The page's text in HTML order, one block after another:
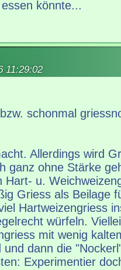
könnte...
11:29:02
schonmal
Allerdings wird
ganz ohne Stärke
Hart- u.
Griess als Beilage
Hartweizengriess
würfeln.
mit wenig
und dann die
Experimentier